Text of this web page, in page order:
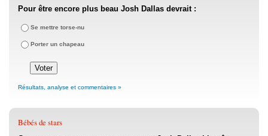
Pour être encore plus beau Josh Dallas devrait :
Se mettre torse-nu
Porter un chapeau
Résultats, analyse et commentaires »
Bébés de stars